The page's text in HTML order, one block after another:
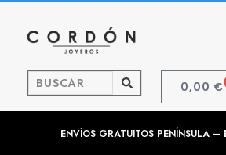
0,00 €
ENVÍOS GRATUITOS PENÍNSULA –